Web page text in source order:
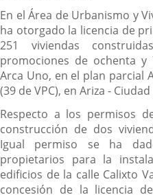
En el Área de Urbanismo y
ha otorgado la licencia de
251 viviendas
promociones de ochenta y
Arca Uno, en el plan parcial
(39 de VPC), en Ariza -
Respecto a los permisos
construcción de dos
Igual permiso se ha
propietarios para la
edificios de la calle Calixto
concesión de la licencia